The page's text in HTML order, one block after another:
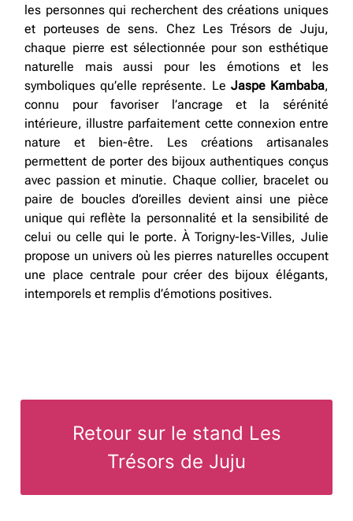
les personnes qui recherchent des créations uniques
et porteuses de sens. Chez Les Trésors de Juju,
chaque pierre est sélectionnée pour son esthétique
naturelle mais aussi pour les émotions et les
symboliques qu’elle représente. Le Jaspe Kambaba,
connu pour favoriser l’ancrage et la sérénité
intérieure, illustre parfaitement cette connexion entre
nature et bien-être. Les créations artisanales
permettent de porter des bijoux authentiques conçus
avec passion et minutie. Chaque collier, bracelet ou
paire de boucles d’oreilles devient ainsi une pièce
unique qui reflète la personnalité et la sensibilité de
celui ou celle qui le porte. À Torigny-les-Villes, Julie
propose un univers où les pierres naturelles occupent
une place centrale pour créer des bijoux élégants,
intemporels et remplis d’émotions positives.
Retour sur le stand Les
Trésors de Juju